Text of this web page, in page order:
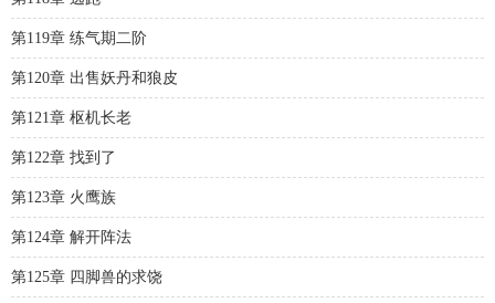
第119章 练气期二阶
第120章 出售妖丹和狼皮
第121章 枢机长老
第122章 找到了
第123章 火鹰族
第124章 解开阵法
第125章 四脚兽的求饶